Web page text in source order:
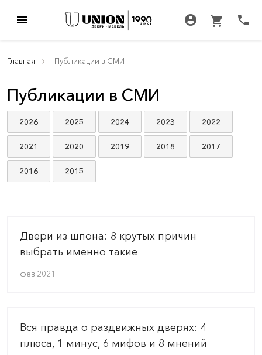
menu account_circle shopping_cart call
Главная Публикации в СМИ
Публикации в СМИ
2026 2025 2024 2023 2022
2021 2020 2019 2018 2017
2016 2015
Двери из шпона: 8 крутых причин
выбрать именно такие
фев 2021
Вся правда о раздвижных дверях: 4
плюса, 1 минус, 6 мифов и 8 мнений